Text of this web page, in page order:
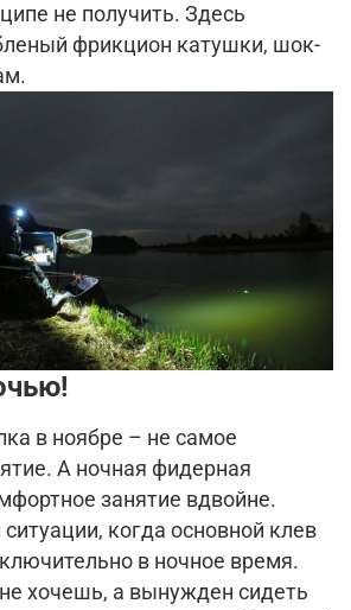
не получить. Здесь
фрикцион катушки, шок-
в ноябре – не самое
А ночная фидерная
занятие вдвойне.
когда основной клев
в ночное время.
хочешь, а вынужден сидеть